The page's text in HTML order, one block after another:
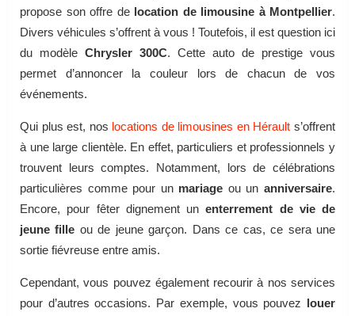
propose son offre de location de limousine à Montpellier.
Divers véhicules s’offrent à vous ! Toutefois, il est question ici
du modèle Chrysler 300C. Cette auto de prestige vous
permet d’annoncer la couleur lors de chacun de vos
événements.
Qui plus est, nos locations de limousines en Hérault s’offrent
à une large clientèle. En effet, particuliers et professionnels y
trouvent leurs comptes. Notamment, lors de célébrations
particulières comme pour un mariage ou unanniversaire.
Encore, pour fêter dignement unenterrement de vie de
jeune fille ou de jeune garçon. Dans ce cas, ce sera une
sortie fiévreuse entre amis.
Cependant, vous pouvez également recourir à nos services
pour d’autres occasions. Par exemple, vous pouvez louer